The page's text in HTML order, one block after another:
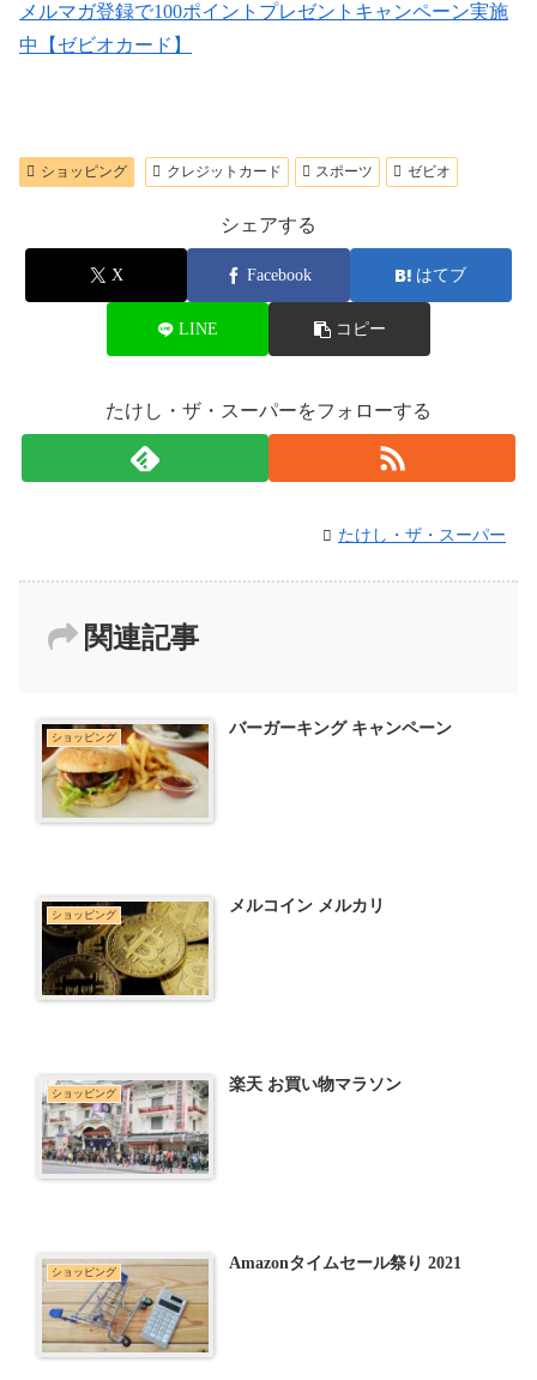
メルマガ登録で100ポイントプレゼントキャンペーン実施
中【ゼビオカード】
ショッピング クレジットカード スポーツ ゼビオ
シェアする
X Facebook はてブ
LINE コピー
たけし・ザ・スーパーをフォローする
たけし・ザ・スーパー
関連記事
ショッピング バーガーキング キャンペーン
ショッピング メルコイン メルカリ
ショッピング 楽天 お買い物マラソン
ショッピング Amazonタイムセール祭り 2021